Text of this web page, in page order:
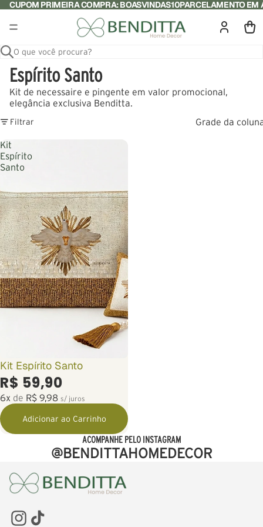
CUPOM PRIMEIRA COMPRA: BOASVINDAS10PARCELAMENTO EM
O que você procura?
Espírito Santo
Kit de necessaire e pingente em valor promocional,
elegância exclusiva Benditta.
Filtrar Grade da
Kit
Espírito
Santo
Kit Espírito Santo
R$ 59,90
6x de R$ 9,98 s/ juros
Adicionar ao Carrinho
ACOMPANHE PELO INSTAGRAM
@BENDITTAHOMEDECOR